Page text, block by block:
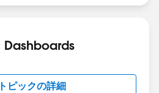
Dashboards
ピックの詳細